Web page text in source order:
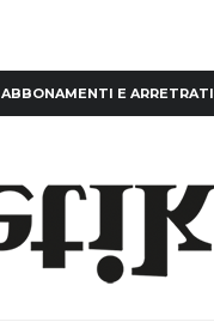
ABBONAMENTI E ARRETRATI